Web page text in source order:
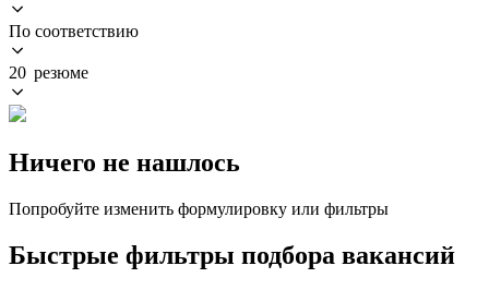
По соответствию
20 резюме
Ничего не нашлось
Попробуйте изменить формулировку или фильтры
Быстрые фильтры подбора вакансий